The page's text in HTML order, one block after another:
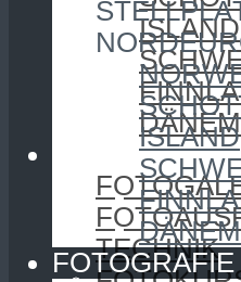
ISLAND
FOTOGRAFIE
TECHNIK
ISLAND
FOTOGRAFIE